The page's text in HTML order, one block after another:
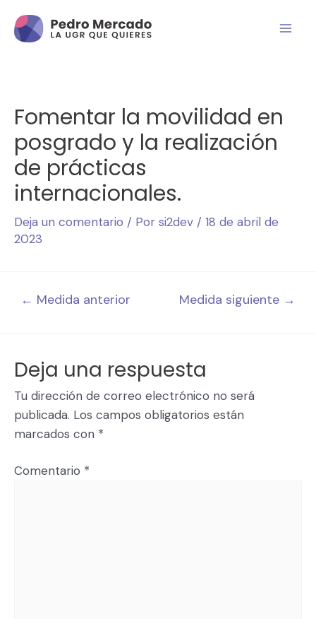
Fomentar la movilidad en
posgrado y la realización
de prácticas
internacionales.
Deja un comentario / Por si2dev / 18 de abril de
2023
← Medida anterior Medida siguiente →
Deja una respuesta
Tu dirección de correo electrónico no será
publicada. Los campos obligatorios están
marcados con *
Comentario *